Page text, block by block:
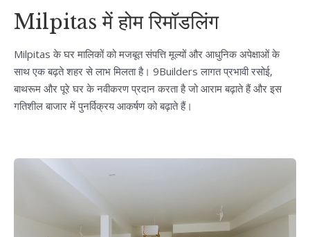
Milpitas में होम रिमॉडलिंग
Milpitas के घर मालिकों को मजबूत संपत्ति मूल्यों और आधुनिक अपेक्षाओं के
साथ एक बढ़ते शहर से लाभ मिलता है। 9Builders लागत प्रभावी रसोई,
बाथरूम और पूरे घर के नवीकरण प्रदान करता है जो आराम बढ़ाते हैं और इस
गतिशील बाजार में पुनर्विक्रय आकर्षण को बढ़ाते हैं।